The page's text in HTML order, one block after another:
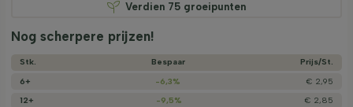
Verdien 75groeipunten
Nog scherpere prijzen!
Stk. Bespaar
Prijs/­St.
6+
-6,3%
€ 2,95
12+
-9,5%
€ 2,85